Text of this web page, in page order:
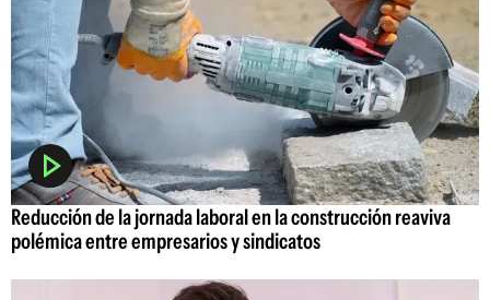
Reducción de la jornada laboral en la construcción reaviva
polémica entre empresarios y sindicatos